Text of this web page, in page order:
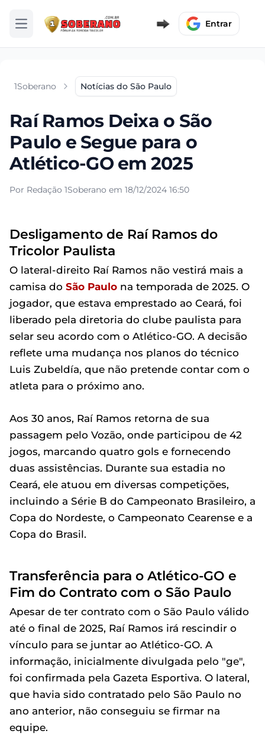
Abrir menu Entrar
1Soberano Notícias do São Paulo
Raí Ramos Deixa o São
Paulo e Segue para o
Atlético-GO em 2025
Por Redação 1Soberano em 18/12/2024 16:50
Desligamento de Raí Ramos do
Tricolor Paulista
O lateral-direito Raí Ramos não vestirá mais a
camisa do São Paulo na temporada de 2025. O
jogador, que estava emprestado ao Ceará, foi
liberado pela diretoria do clube paulista para
selar seu acordo com o Atlético-GO. A decisão
reflete uma mudança nos planos do técnico
Luis Zubeldía, que não pretende contar com o
atleta para o próximo ano.
Aos 30 anos, Raí Ramos retorna de sua
passagem pelo Vozão, onde participou de 42
jogos, marcando quatro gols e fornecendo
duas assistências. Durante sua estadia no
Ceará, ele atuou em diversas competições,
incluindo a Série B do Campeonato Brasileiro, a
Copa do Nordeste, o Campeonato Cearense e a
Copa do Brasil.
Transferência para o Atlético-GO e
Fim do Contrato com o São Paulo
Apesar de ter contrato com o São Paulo válido
até o final de 2025, Raí Ramos irá rescindir o
vínculo para se juntar ao Atlético-GO. A
informação, inicialmente divulgada pelo "ge",
foi confirmada pela Gazeta Esportiva. O lateral,
que havia sido contratado pelo São Paulo no
ano anterior, não conseguiu se firmar na
equipe.